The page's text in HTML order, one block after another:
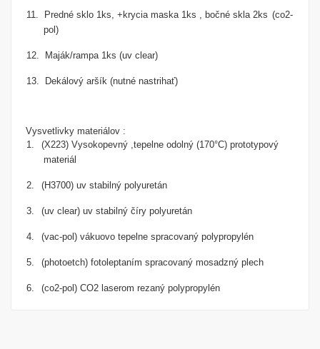
11. Predné sklo 1ks, +krycia maska 1ks , bočné skla 2ks (co2-
pol)
12. Maják/rampa 1ks (uv clear)
13. Dekálový aršík (nutné nastrihať)
Vysvetlivky materiálov :
1.
(X223) Vysokopevný ,tepelne odolný (170°C) prototypový
materiál
2. (H3700) uv stabilný polyuretán
3. (uv clear) uv stabilný číry polyuretán
4. (vac-pol) vákuovo tepelne spracovaný polypropylén
5. (photoetch) fotoleptaním spracovaný mosadzný plech
6. (co2-pol) CO2 laserom rezaný polypropylén